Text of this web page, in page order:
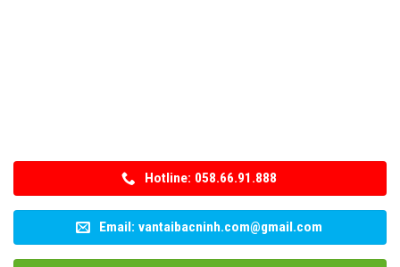
Hotline: 058.66.91.888
Email: vantaibacninh.com@gmail.com